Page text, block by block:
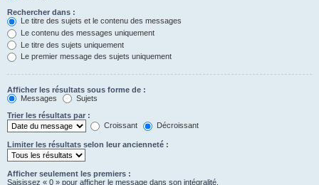
Rechercher dans :
Le titre des sujets et le contenu des messages
Le contenu des messages uniquement
Le titre des sujets uniquement
Le premier message des sujets uniquement
Afficher les résultats sous forme de :
Messages
Sujets
Trier les résultats par :
Croissant
Décroissant
Limiter les résultats selon leur ancienneté :
Afficher seulement les premiers :
Saisissez « 0 » pour afficher le message dans son intégralité.